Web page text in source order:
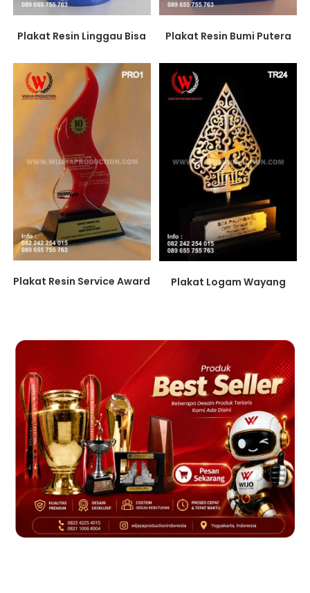
Plakat Resin Linggau Bisa Plakat Resin Bumi Putera
Plakat Resin Service Award Plakat Logam Wayang